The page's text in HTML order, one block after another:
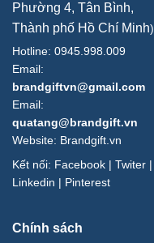
Phường 4, Tân Bình,
Thành phố Hồ Chí Minh)
Hotline: 0945.998.009
Email:
brandgiftvn@gmail.com
Email:
quatang@brandgift.vn
Website: Brandgift.vn
Kết nối: Facebook | Twiter |
Linkedin | Pinterest
Chính sách